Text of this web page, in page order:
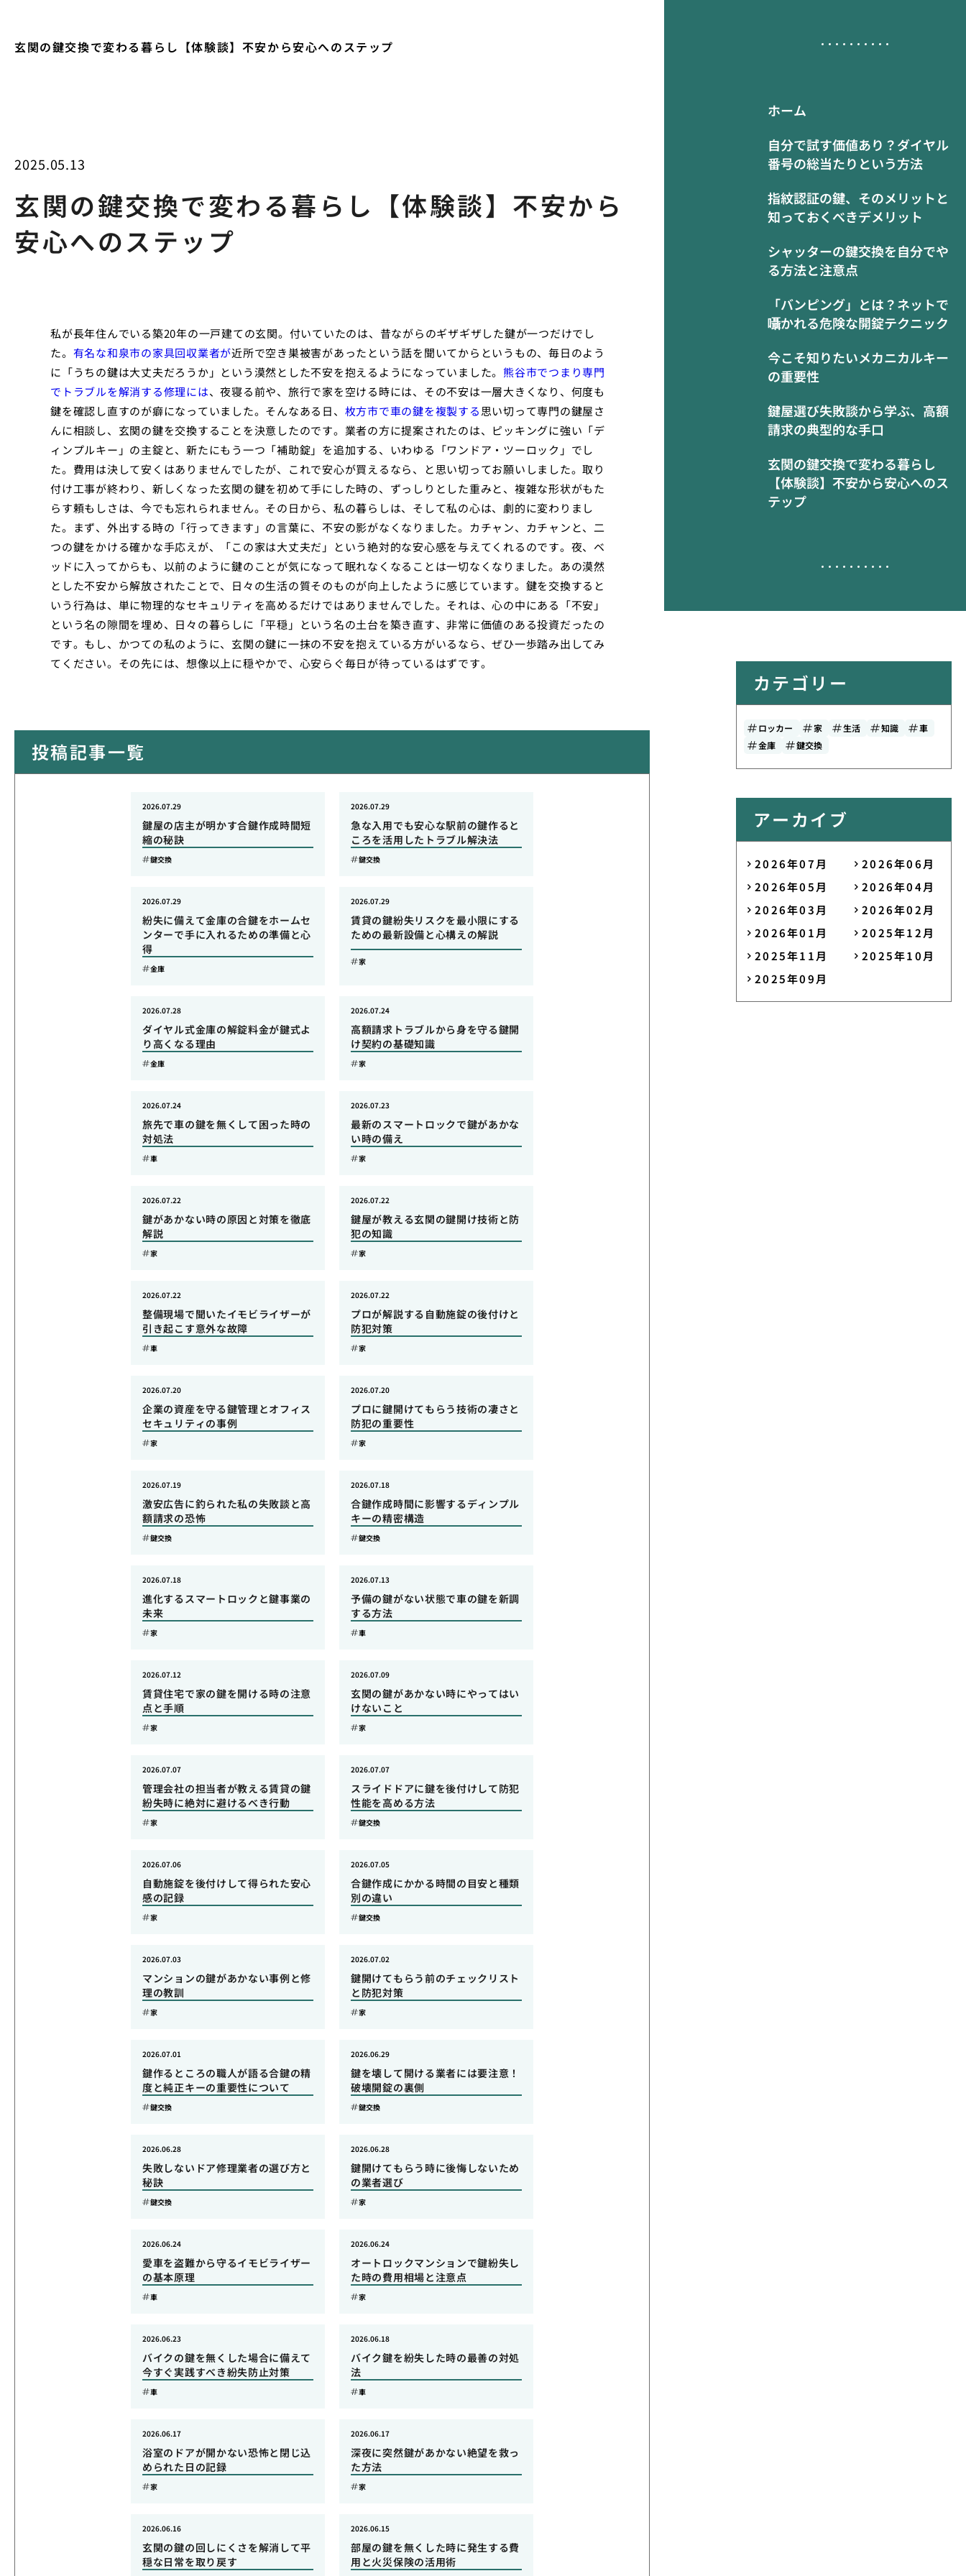
玄関の鍵交換で変わる暮らし【体験談】不安から安心へのステップ
ホーム
自分で試す価値あり？ダイヤル
番号の総当たりという方法
指紋認証の鍵、そのメリットと
知っておくべきデメリット
シャッターの鍵交換を自分でや
る方法と注意点
「バンピング」とは？ネットで
囁かれる危険な開錠テクニック
今こそ知りたいメカニカルキー
の重要性
鍵屋選び失敗談から学ぶ、高額
請求の典型的な手口
玄関の鍵交換で変わる暮らし
【体験談】不安から安心へのス
テップ
2025.05.13
玄関の鍵交換で変わる暮らし【体験談】不安から
安心へのステップ
私が長年住んでいる築20年の一戸建ての玄関。付いていたのは、昔ながらのギザギザした鍵が一つだけでし
た。 有名な和泉市の家具回収業者が近所で空き巣被害があったという話を聞いてからというもの、毎日のよう
に「うちの鍵は大丈夫だろうか」という漠然とした不安を抱えるようになっていました。 熊谷市でつまり専門
でトラブルを解消する修理には、夜寝る前や、旅行で家を空ける時には、その不安は一層大きくなり、何度も
鍵を確認し直すのが癖になっていました。そんなある日、 枚方市で車の鍵を複製する思い切って専門の鍵屋さ
んに相談し、玄関の鍵を交換することを決意したのです。業者の方に提案されたのは、ピッキングに強い「デ
ィンプルキー」の主錠と、新たにもう一つ「補助錠」を追加する、いわゆる「ワンドア・ツーロック」でし
た。費用は決して安くはありませんでしたが、これで安心が買えるなら、と思い切ってお願いしました。取り
付け工事が終わり、新しくなった玄関の鍵を初めて手にした時の、ずっしりとした重みと、複雑な形状がもた
らす頼もしさは、今でも忘れられません。その日から、私の暮らしは、そして私の心は、劇的に変わりまし
た。まず、外出する時の「行ってきます」の言葉に、不安の影がなくなりました。カチャン、カチャンと、二
つの鍵をかける確かな手応えが、「この家は大丈夫だ」という絶対的な安心感を与えてくれるのです。夜、ベ
ッドに入ってからも、以前のように鍵のことが気になって眠れなくなることは一切なくなりました。あの漠然
とした不安から解放されたことで、日々の生活の質そのものが向上したように感じています。鍵を交換すると
いう行為は、単に物理的なセキュリティを高めるだけではありませんでした。それは、心の中にある「不安」
という名の隙間を埋め、日々の暮らしに「平穏」という名の土台を築き直す、非常に価値のある投資だったの
です。もし、かつての私のように、玄関の鍵に一抹の不安を抱えている方がいるなら、ぜひ一歩踏み出してみ
てください。その先には、想像以上に穏やかで、心安らぐ毎日が待っているはずです。
投稿記事一覧
鍵屋の店主が明かす合鍵作成時間短
縮の秘訣
2026.07.29
鍵交換
急な入用でも安心な駅前の鍵作ると
ころを活用したトラブル解決法
2026.07.29
鍵交換
紛失に備えて金庫の合鍵をホームセ
ンターで手に入れるための準備と心
得
2026.07.29
金庫
賃貸の鍵紛失リスクを最小限にする
ための最新設備と心構えの解説
2026.07.29
家
ダイヤル式金庫の解錠料金が鍵式よ
り高くなる理由
2026.07.28
金庫
高額請求トラブルから身を守る鍵開
け契約の基礎知識
2026.07.24
家
旅先で車の鍵を無くして困った時の
対処法
2026.07.24
車
最新のスマートロックで鍵があかな
い時の備え
2026.07.23
家
鍵があかない時の原因と対策を徹底
解説
2026.07.22
家
鍵屋が教える玄関の鍵開け技術と防
犯の知識
2026.07.22
家
整備現場で聞いたイモビライザーが
引き起こす意外な故障
2026.07.22
車
プロが解説する自動施錠の後付けと
防犯対策
2026.07.22
家
企業の資産を守る鍵管理とオフィス
セキュリティの事例
2026.07.20
家
プロに鍵開けてもらう技術の凄さと
防犯の重要性
2026.07.20
家
激安広告に釣られた私の失敗談と高
額請求の恐怖
2026.07.19
鍵交換
合鍵作成時間に影響するディンプル
キーの精密構造
2026.07.18
鍵交換
進化するスマートロックと鍵事業の
未来
2026.07.18
家
予備の鍵がない状態で車の鍵を新調
する方法
2026.07.13
車
賃貸住宅で家の鍵を開ける時の注意
点と手順
2026.07.12
家
玄関の鍵があかない時にやってはい
けないこと
2026.07.09
家
管理会社の担当者が教える賃貸の鍵
紛失時に絶対に避けるべき行動
2026.07.07
家
スライドドアに鍵を後付けして防犯
性能を高める方法
2026.07.07
鍵交換
自動施錠を後付けして得られた安心
感の記録
2026.07.06
家
合鍵作成にかかる時間の目安と種類
別の違い
2026.07.05
鍵交換
マンションの鍵があかない事例と修
理の教訓
2026.07.03
家
鍵開けてもらう前のチェックリスト
と防犯対策
2026.07.02
家
鍵作るところの職人が語る合鍵の精
度と純正キーの重要性について
2026.07.01
鍵交換
鍵を壊して開ける業者には要注意！
破壊開錠の裏側
2026.06.29
鍵交換
失敗しないドア修理業者の選び方と
秘訣
2026.06.28
鍵交換
鍵開けてもらう時に後悔しないため
の業者選び
2026.06.28
家
愛車を盗難から守るイモビライザー
の基本原理
2026.06.24
車
オートロックマンションで鍵紛失し
た時の費用相場と注意点
2026.06.24
家
バイクの鍵を無くした場合に備えて
今すぐ実践すべき紛失防止対策
2026.06.23
車
バイク鍵を紛失した時の最善の対処
法
2026.06.18
車
浴室のドアが開かない恐怖と閉じ込
められた日の記録
2026.06.17
家
深夜に突然鍵があかない絶望を救っ
た方法
2026.06.17
家
玄関の鍵の回しにくさを解消して平
穏な日常を取り戻す
2026.06.16
部屋の鍵を無くした時に発生する費
用と火災保険の活用術
2026.06.15
カテゴリー
ロッカー 家 生活 知識
車
金庫
鍵交換
アーカイブ
2026年07月
2026年06月
2026年05月
2026年04月
2026年03月
2026年02月
2026年01月
2025年12月
2025年11月
2025年10月
2025年09月